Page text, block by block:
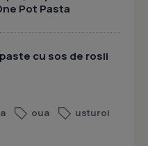
Pot Pasta
cu sos de rosii
oua
usturoi